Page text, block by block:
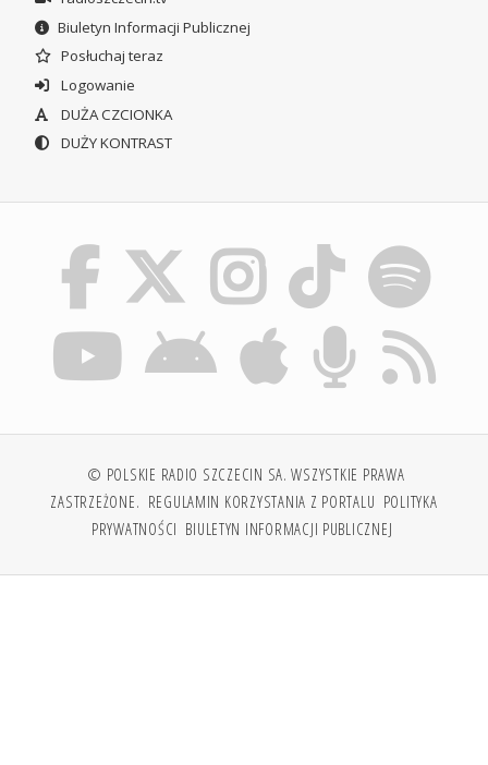
Biuletyn Informacji Publicznej
Posłuchaj teraz
Logowanie
DUŻA CZCIONKA
DUŻY KONTRAST
© POLSKIE RADIO SZCZECIN SA. WSZYSTKIE PRAWA
ZASTRZEŻONE. REGULAMIN KORZYSTANIA Z PORTALU POLITYKA
PRYWATNOŚCI BIULETYN INFORMACJI PUBLICZNEJ